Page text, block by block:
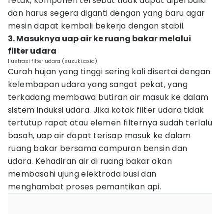
dan harus segera diganti dengan yang baru agar
mesin dapat kembali bekerja dengan stabil.
3. Masuknya uap air ke ruang bakar melalui
filter udara
Ilustrasi filter udara (suzuki.co.id)
Curah hujan yang tinggi sering kali disertai dengan
kelembapan udara yang sangat pekat, yang
terkadang membawa butiran air masuk ke dalam
sistem induksi udara. Jika kotak filter udara tidak
tertutup rapat atau elemen filternya sudah terlalu
basah, uap air dapat terisap masuk ke dalam
ruang bakar bersama campuran bensin dan
udara. Kehadiran air di ruang bakar akan
membasahi ujung elektroda busi dan
menghambat proses pemantikan api.